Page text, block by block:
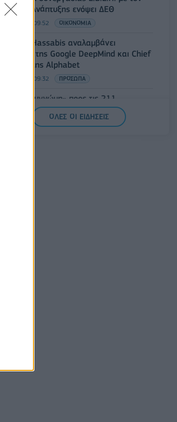
υπουργό Ανάπτυξης ενόψει ΔΕΘ
06/08/2026 - 09:52 ΟΙΚΟΝΟΜΙΑ
Ο Demis Hassabis αναλαμβάνει
Πρόεδρος της Google DeepMind και Chief
Scientist της Alphabet
06/08/2026 - 09:32 ΠΡΟΣΩΠΑ
FIFA: Η «συγνώμη» προς τις 211
ομοσπονδίες-μέλη και η στήριξη του
συμβουλίου σε Ινφαντίνο
ΟΛΕΣ ΟΙ ΕΙΔΗΣΕΙΣ